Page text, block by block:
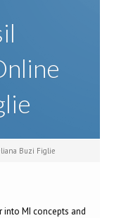
Buzi Figlie
into MI concepts and